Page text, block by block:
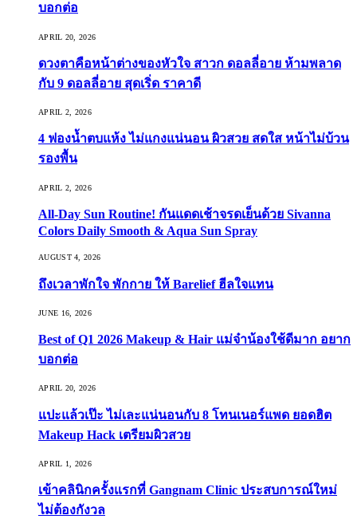
บอกต่อ
APRIL 20, 2026
ดวงตาคือหน้าต่างของหัวใจ สาวก ดอลลี่อาย ห้ามพลาด
กับ 9 ดอลลี่อาย สุดเริ่ด ราคาดี
APRIL 2, 2026
4 ฟองน้ำตบแห้ง ไม่แกงแน่นอน ผิวสวย สดใส หน้าไม่บ้วน
รองพื้น
APRIL 2, 2026
All-Day Sun Routine! กันแดดเช้าจรดเย็นด้วย Sivanna
Colors Daily Smooth & Aqua Sun Spray
AUGUST 4, 2026
ถึงเวลาพักใจ พักกาย ให้ Barelief ฮีลใจแทน
JUNE 16, 2026
Best of Q1 2026 Makeup & Hair แม่จ๋าน้องใช้ดีมาก อยาก
บอกต่อ
APRIL 20, 2026
แปะแล้วเป๊ะ ไม่เละแน่นอนกับ 8 โทนเนอร์แพด ยอดฮิต
Makeup Hack เตรียมผิวสวย
APRIL 1, 2026
เข้าคลินิกครั้งแรกที่ Gangnam Clinic ประสบการณ์ใหม่
ไม่ต้องกังวล